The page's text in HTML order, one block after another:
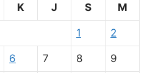
K J S M
1 2
6 7 8 9